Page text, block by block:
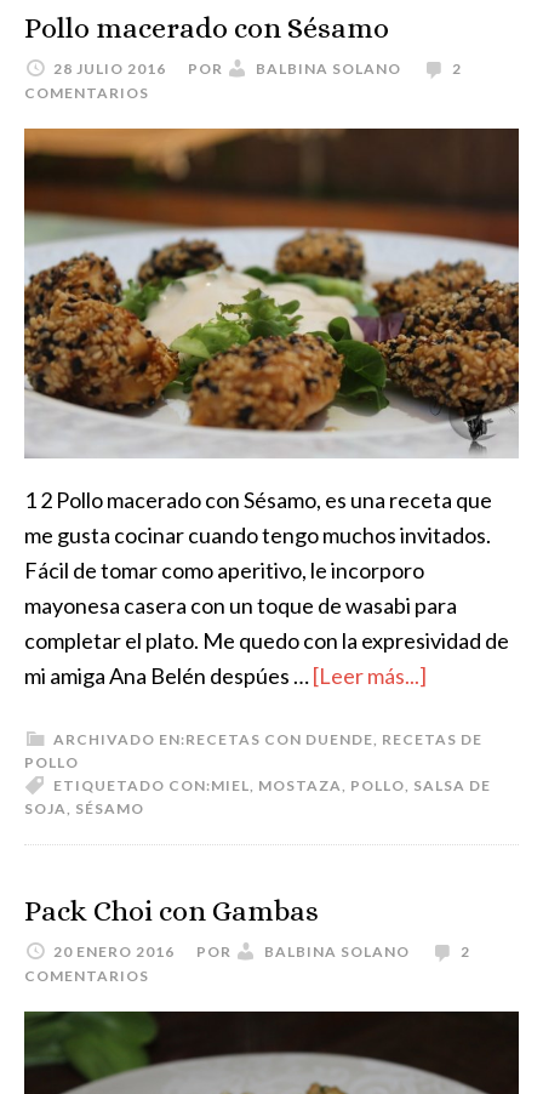
Pollo macerado con Sésamo
28 JULIO 2016 POR BALBINA SOLANO
2
COMENTARIOS
1 2 Pollo macerado con Sésamo, es una receta que
me gusta cocinar cuando tengo muchos invitados.
Fácil de tomar como aperitivo, le incorporo
mayonesa casera con un toque de wasabi para
completar el plato. Me quedo con la expresividad de
mi amiga Ana Belén despúes …[Leer más...]
ARCHIVADO EN:RECETAS CON DUENDE RECETAS DE
POLLO
ETIQUETADO CON:MIEL MOSTAZA POLLO SALSA DE
SOJA
SÉSAMO
Pack Choi con Gambas
20 ENERO 2016 POR BALBINA SOLANO
2
COMENTARIOS